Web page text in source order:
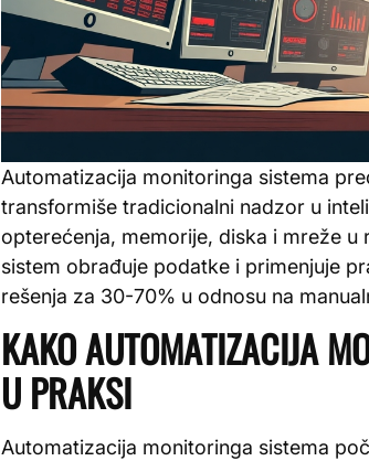
Automatizacija monitoringa sistema
transformiše tradicionalni nadzor u
opterećenja, memorije, diska i mreže
sistem obrađuje podatke i primenjuje
rešenja za 30-70% u odnosu na
KAKO AUTOMATIZACIJA
U PRAKSI
Automatizacija monitoringa sistema